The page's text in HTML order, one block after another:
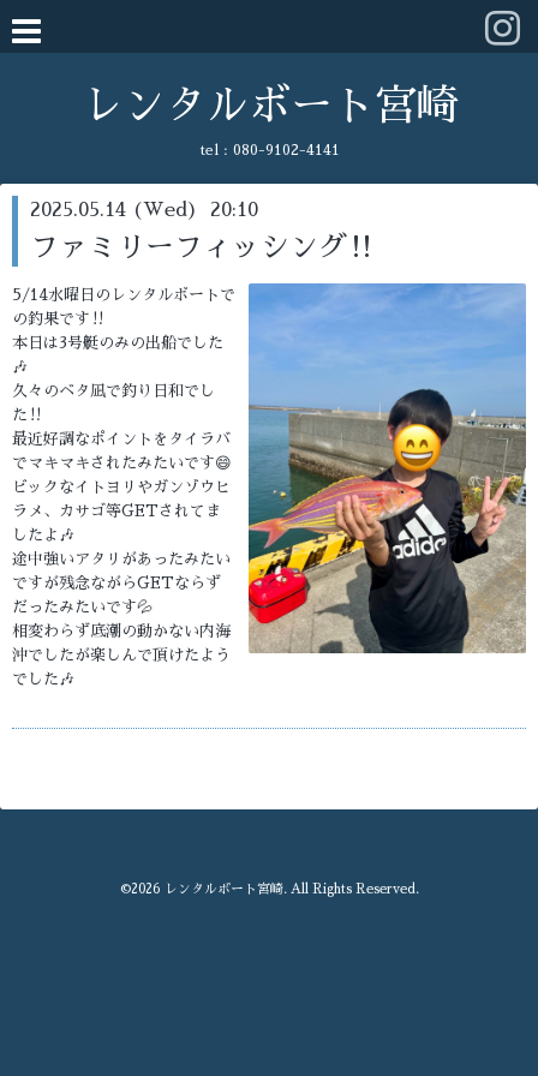
レンタルボート宮崎
tel : 080-9102-4141
2025.05.14 (Wed) 20:10
ファミリーフィッシング‼️
5/14水曜日のレンタルボートで
の釣果です‼️
本日は3号艇のみの出船でした
🎶
久々のベタ凪で釣り日和でし
た‼️
最近好調なポイントをタイラバ
でマキマキされたみたいです😄
ビックなイトヨリやガンゾウヒ
ラメ、カサゴ等GETされてま
したよ🎶
途中強いアタリがあったみたい
ですが残念ながらGETならず
だったみたいです💦
相変わらず底潮の動かない内海
沖でしたが楽しんで頂けたよう
でした🎶
©2026 レンタルボート宮崎. All Rights Reserved.